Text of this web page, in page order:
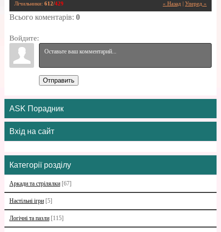
« Назад Уперед »
Лічильники: 612/429
Всього коментарів: 0
Войдите:
Отправить
ASK Порадник
Вхід на сайт
Категорії розділу
Аркади та стрілялки [67]
Настільні ігри [5]
Логічні та пазли [115]